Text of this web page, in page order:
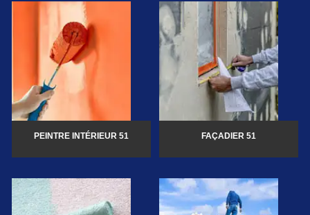
PEINTRE INTÉRIEUR 51 FAÇADIER 51